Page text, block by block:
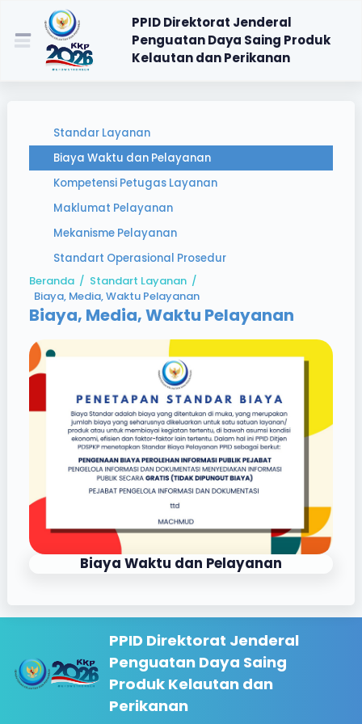
PPID Direktorat Jenderal
Penguatan Daya Saing Produk
Kelautan dan Perikanan
Standar Layanan
Biaya Waktu dan Pelayanan
Kompetensi Petugas Layanan
Maklumat Pelayanan
Mekanisme Pelayanan
Standart Operasional Prosedur
Beranda / Standart Layanan /
Biaya, Media, Waktu Pelayanan
Biaya, Media, Waktu Pelayanan
Biaya Waktu dan Pelayanan
PPID Direktorat Jenderal
Penguatan Daya Saing
Produk Kelautan dan
Perikanan